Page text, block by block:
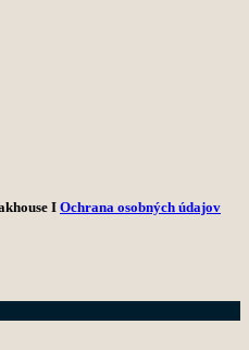
I Ochrana osobných údajov